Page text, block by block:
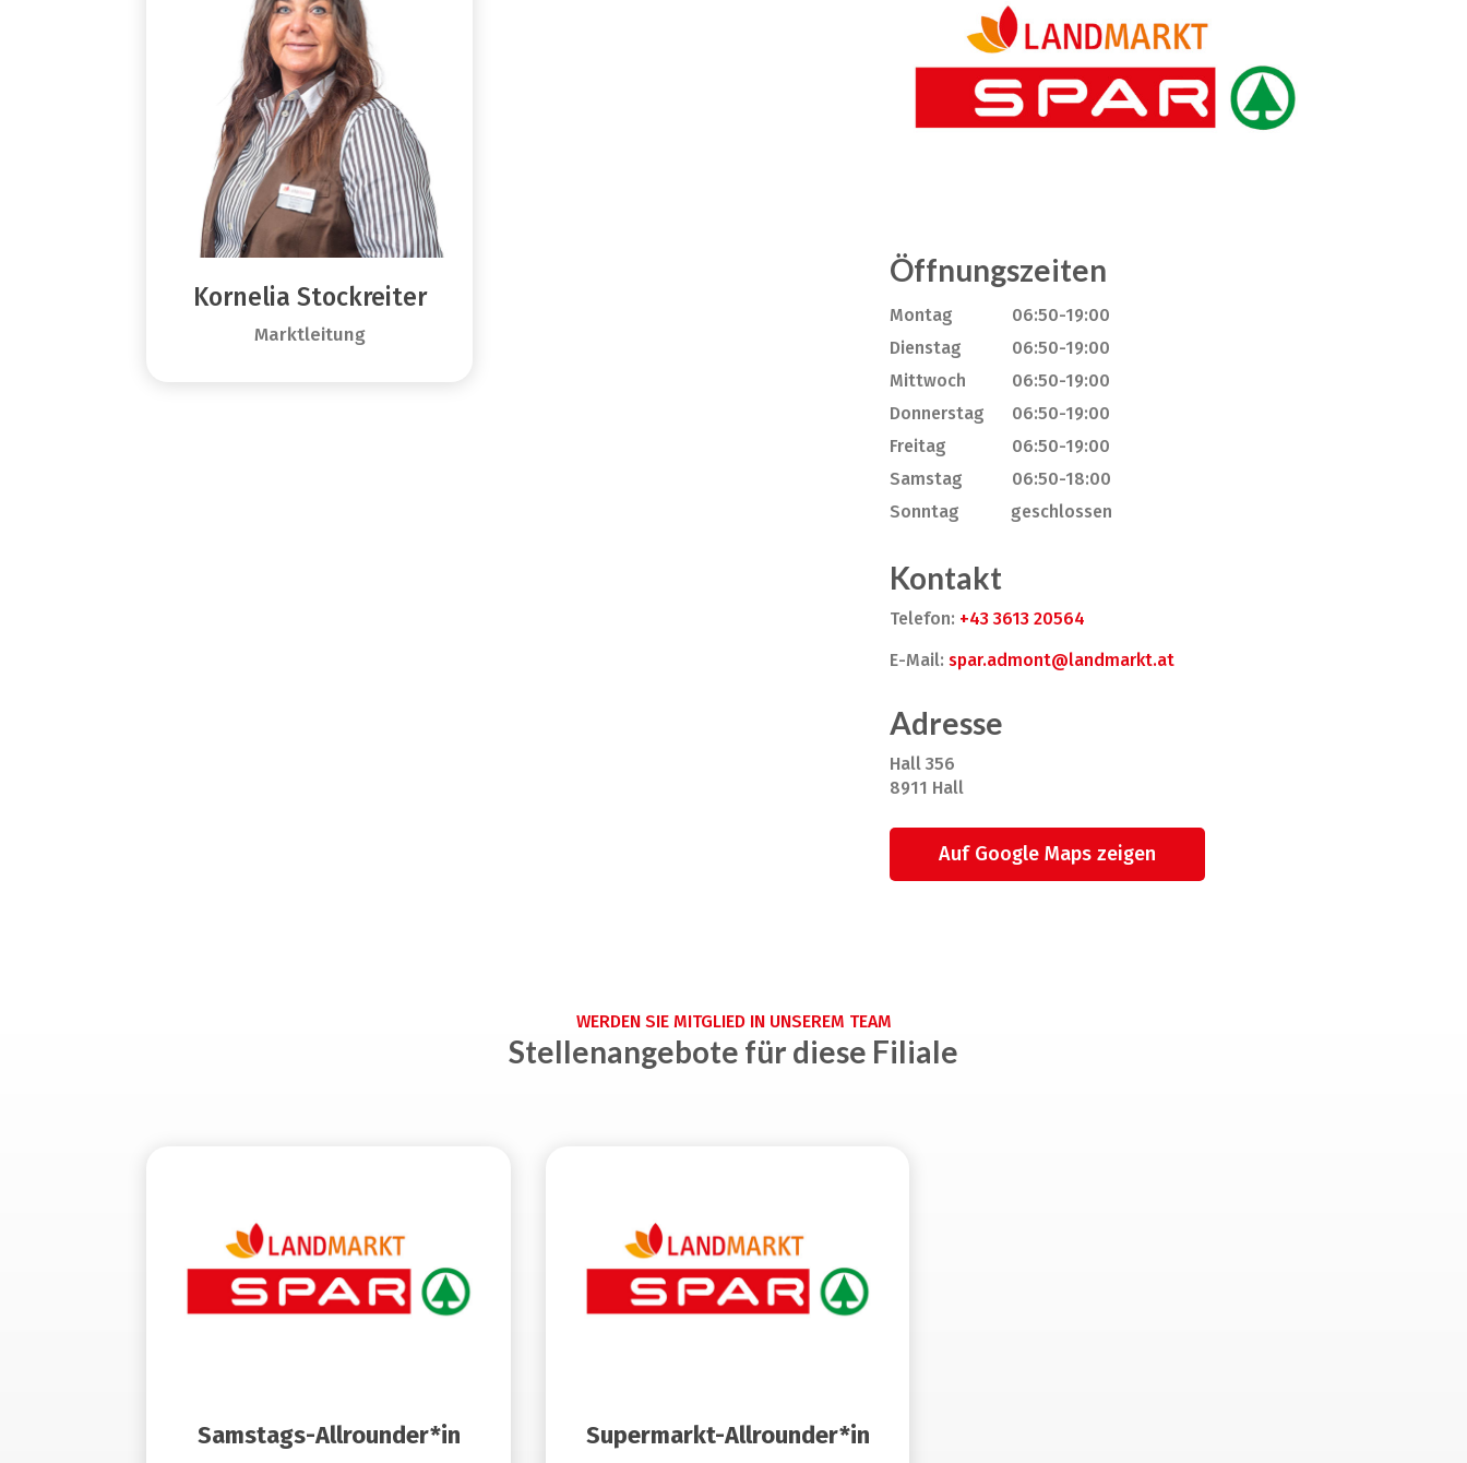
Kornelia Stockreiter
Marktleitung
Öffnungszeiten
Montag
06:50-19:00
Dienstag
06:50-19:00
Mittwoch
06:50-19:00
Donnerstag
06:50-19:00
Freitag
06:50-19:00
Samstag
06:50-18:00
Sonntag
geschlossen
Kontakt
Telefon: +43 3613 20564
E-Mail: spar.admont@landmarkt.at
Adresse
Hall 356
8911 Hall
Auf Google Maps zeigen
WERDEN SIE MITGLIED IN UNSEREM TEAM
Stellenangebote für diese Filiale
Samstags-Allrounder*in Supermarkt-Allrounder*in